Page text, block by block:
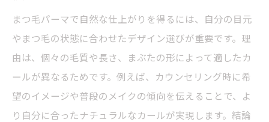
まつ毛パーマで自然な仕上がりを得るには、自分の目元
やまつ毛の状態に合わせたデザイン選びが重要です。理
由は、個々の毛質や長さ、まぶたの形によって適したカ
ールが異なるためです。例えば、カウンセリング時に希
望のイメージや普段のメイクの傾向を伝えることで、よ
り自分に合ったナチュラルなカールが実現します。結論